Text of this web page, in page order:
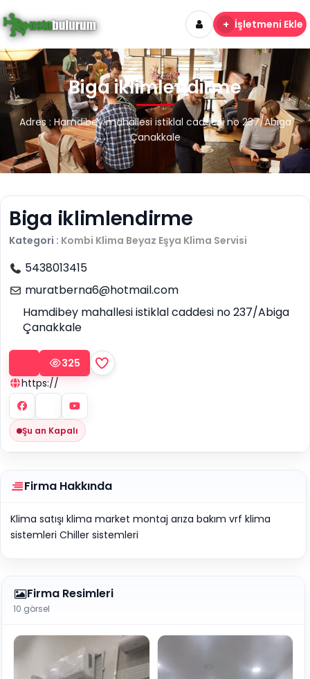
+ İşletmeni Ekle
Biga iklimlendirme
Adres : Hamdibey mahallesi istiklal caddesi no 237/Abiga
Çanakkale
Biga iklimlendirme
Kategori : Kombi Klima Beyaz Eşya Klima Servisi
5438013415
muratberna6@hotmail.com
Hamdibey mahallesi istiklal caddesi no 237/Abiga
Çanakkale
325
https://
Şu an Kapalı
Firma Hakkında
Klima satışı klima market montaj arıza bakım vrf klima
sistemleri Chiller sistemleri
Firma Resimleri
10 görsel